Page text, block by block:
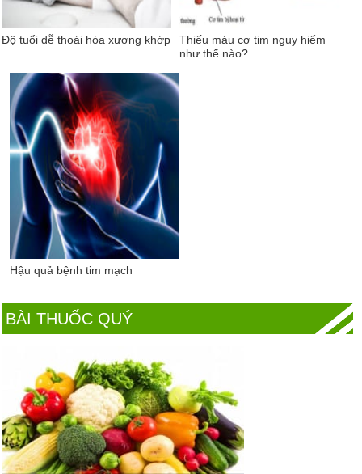
Độ tuổi dễ thoái hóa xương khớp
Thiếu máu cơ tim nguy hiểm
như thế nào?
Hậu quả bệnh tim mạch
BÀI THUỐC QUÝ